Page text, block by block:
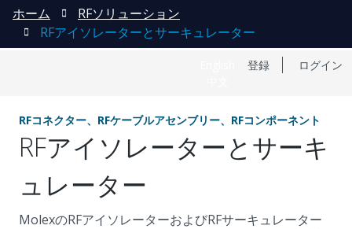
登録 ログイン
ホーム
RFソリューション
RFアイソレーターとサーキュレーター
RFコネクター、RFケーブルアセンブリー、RFコンポーネント
RFアイソレーターとサーキ
ュレーター
MolexのRFアイソレーターおよびRFサーキュレーター